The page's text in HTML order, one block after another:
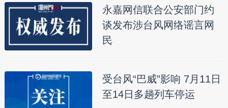
永嘉网信联合公安部门约
谈发布涉台风网络谣言网
民
受台风“巴威”影响 7月11日
至14日多趟列车停运